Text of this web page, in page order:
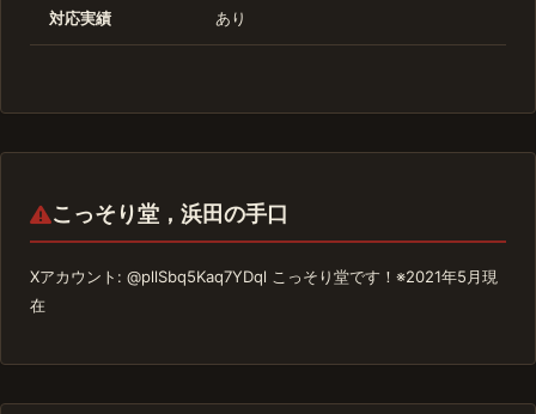
対応実績 あり
こっそり堂，浜田の手口
Xアカウント: @pllSbq5Kaq7YDql こっそり堂です！※2021年5月現
在